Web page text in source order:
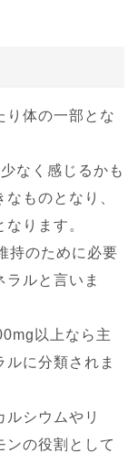
り体の一部とな
なく感じるかも
ものとなり、
ります。
持のために必要
ルと言いま
以上なら主
に分類されま
ルシウムやリ
ンの役割として